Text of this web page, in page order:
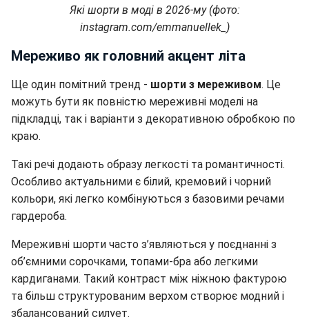
Які шорти в моді в 2026-му (фото:
instagram.com/emmanuellek_)
Мереживо як головний акцент літа
Ще один помітний тренд - шорти з мереживом. Це
можуть бути як повністю мереживні моделі на
підкладці, так і варіанти з декоративною обробкою по
краю.
Такі речі додають образу легкості та романтичності.
Особливо актуальними є білий, кремовий і чорний
кольори, які легко комбінуються з базовими речами
гардероба.
Мереживні шорти часто з’являються у поєднанні з
об’ємними сорочками, топами-бра або легкими
кардиганами. Такий контраст між ніжною фактурою
та більш структурованим верхом створює модний і
збалансований силует.